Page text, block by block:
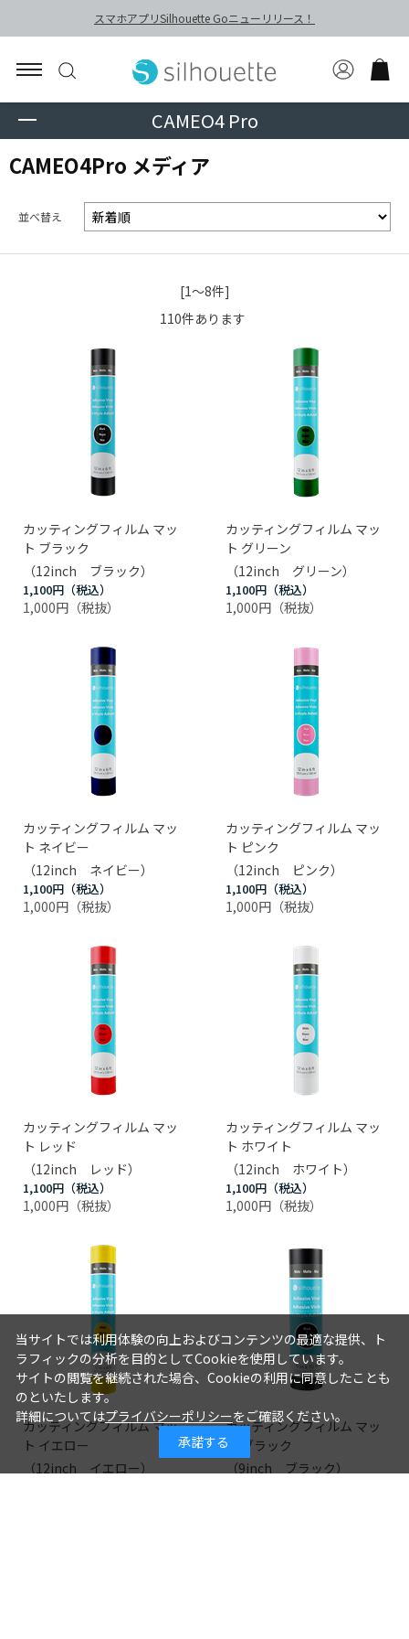
スマホアプリSilhouette Goニューリリース！
CAMEO4 Pro
CAMEO4Pro メディア
並べ替え
[1～8件]
110件あります
カッティングフィルム マッ
ト ブラック
（12inch ブラック）
1,100円
1,000円
カッティングフィルム マッ
ト グリーン
（12inch グリーン）
1,100円
1,000円
カッティングフィルム マッ
ト ネイビー
（12inch ネイビー）
1,100円
1,000円
カッティングフィルム マッ
ト ピンク
（12inch ピンク）
1,100円
1,000円
カッティングフィルム マッ
ト レッド
（12inch レッド）
1,100円
1,000円
カッティングフィルム マッ
ト ホワイト
（12inch ホワイト）
1,100円
1,000円
カッティングフィルム マッ
ト イエロー
（12inch イエロー）
カッティングフィルム マッ
ト ブラック
（9inch ブラック）
当サイトでは利用体験の向上およびコンテンツの最適な提供、ト
ラフィックの分析を目的としてCookieを使用しています。
サイトの閲覧を継続された場合、Cookieの利用に同意したことも
のといたします。
詳細についてはプライバシーポリシーをご確認ください。
承諾する